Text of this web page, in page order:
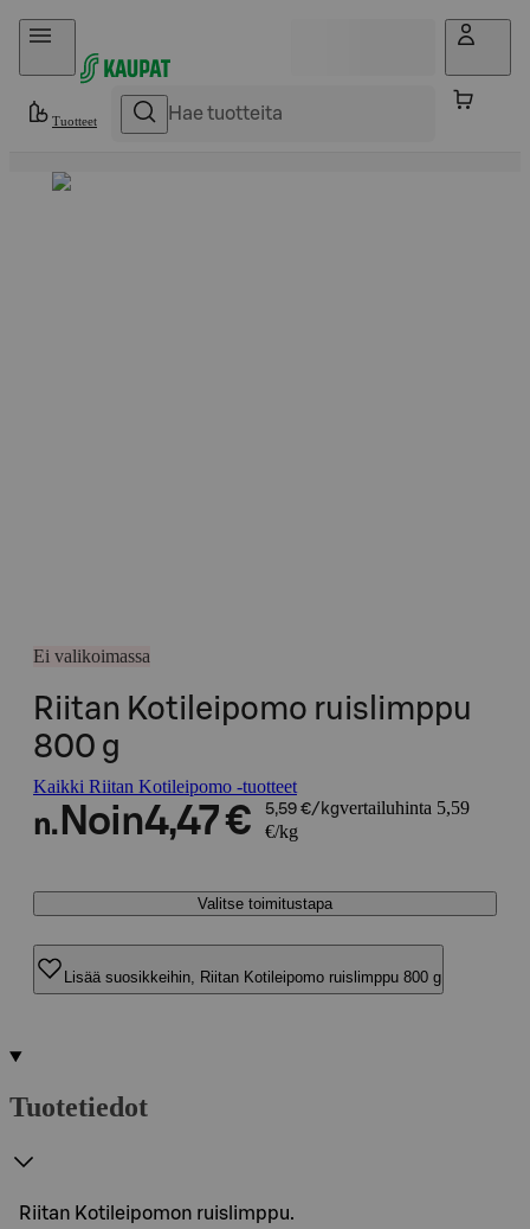
Hyppää sisältöön
Tuotteet
Ei valikoimassa
Riitan Kotileipomo ruislimppu
800 g
Kaikki Riitan Kotileipomo -tuotteet
n. Noin4,47 € 5,59 €/kgvertailuhinta 5,59
€/kg
Valitse toimitustapa
Lisää suosikkeihin, Riitan Kotileipomo ruislimppu 800 g
Tuotetiedot
Riitan Kotileipomon ruislimppu.